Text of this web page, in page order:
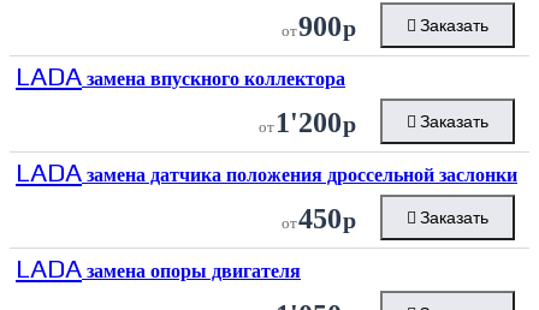
от900р Заказать
LADA замена впускного коллектора
от 1'200р Заказать
LADA замена датчика положения дроссельной заслонки
от450р Заказать
LADA замена опоры двигателя